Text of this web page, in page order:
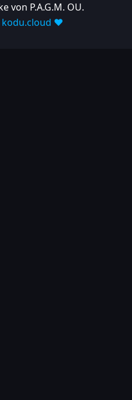
von P.A.G.M. OU.
kodu.cloud ❤️